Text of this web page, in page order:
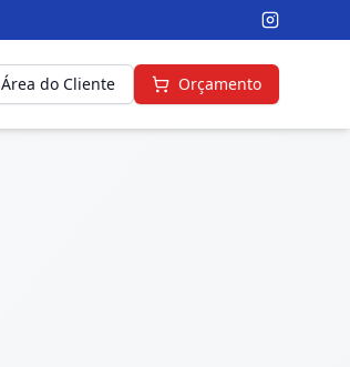
Área do Cliente Orçamento